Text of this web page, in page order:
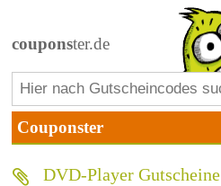
couponster.de
DVD-Player Gutscheine